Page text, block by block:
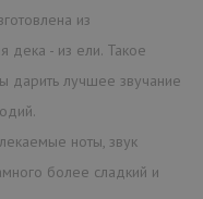
из
дека - из ели. Такое
дарить лучшее звучание
ноты, звук
более сладкий и